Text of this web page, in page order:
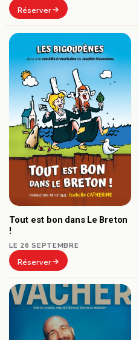
Réserver
Tout est bon dans Le Breton
!
LE 26 SEPTEMBRE
Réserver